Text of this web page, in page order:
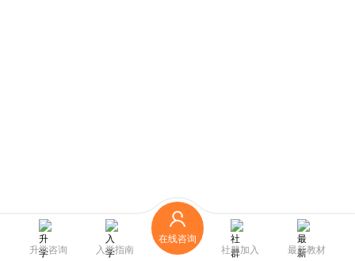
升学咨询 入学指南
在线咨询
社群加入
最新教材